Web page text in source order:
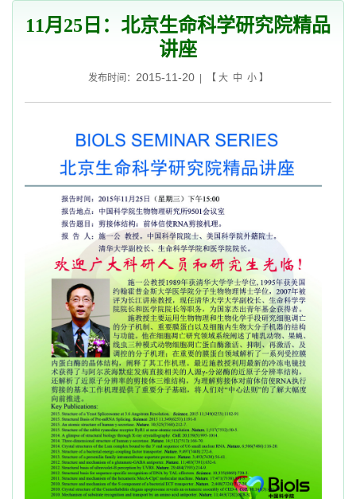
11月25日：北京生命科学研究院精品
讲座
发布时间： 2015-11-20| 【 大 中 小】